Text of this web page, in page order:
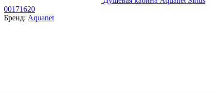
00171620
Бренд: Aquanet